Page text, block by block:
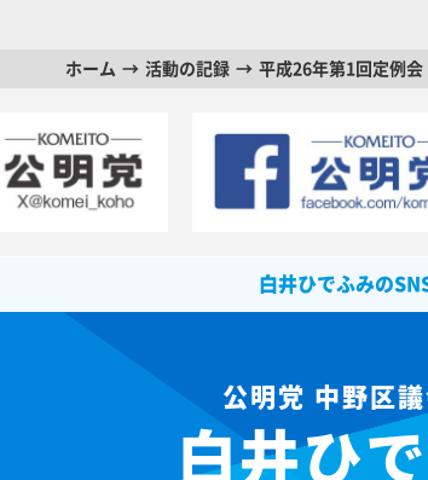
ホーム 活動の記録 平成26年第1回定例
白井ひでふみの
公明党 中野区
白井ひ